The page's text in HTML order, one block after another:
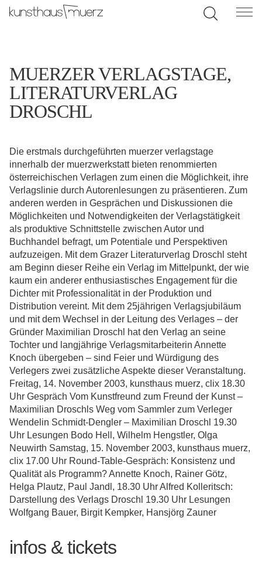
MUERZER VERLAGSTAGE,
LITERATURVERLAG
DROSCHL
Die erstmals durchgeführten muerzer verlagstage
innerhalb der muerzwerkstatt bieten renommierten
österreichischen Verlagen zum einen die Möglichkeit, ihre
Verlagslinie durch Autorenlesungen zu präsentieren. Zum
anderen werden in Gesprächen und Diskussionen die
Möglichkeiten und Notwendigkeiten der Verlagstätigkeit
als produktive Schnittstelle zwischen Autor und
Buchhandel befragt, um Potentiale und Perspektiven
aufzuzeigen. Mit dem Grazer Literaturverlag Droschl steht
am Beginn dieser Reihe ein Verlag im Mittelpunkt, der wie
kaum ein anderer enthusiastisches Engagement für die
Dichter mit Professionalität in der Produktion und
Distribution vereint. Mit dem 25jährigen Verlagsjubiläum
und mit dem Wechsel in der Leitung des Verlages – der
Gründer Maximilian Droschl hat den Verlag an seine
Tochter und langjährige Verlagsmitarbeiterin Annette
Knoch übergeben – sind Feier und Würdigung des
Verlegers zwei zusätzliche Aspekte dieser Veranstaltung.
Freitag, 14. November 2003, kunsthaus muerz, clix 18.30
Uhr Gespräch Vom Kunstfreund zum Freund der Kunst –
Maximilian Droschls Weg vom Sammler zum Verleger
Wendelin Schmidt-Dengler – Maximilian Droschl 19.30
Uhr Lesungen Bodo Hell, Wilhelm Hengstler, Olga
Neuwirth Samstag, 15. November 2003, kunsthaus muerz,
clix 17.00 Uhr Round-Table-Gespräch: Konsistenz und
Qualität als Programm? Annette Knoch, Rainer Götz,
Helga Plautz, Paul Jandl, 18.30 Uhr Alfred Kolleritsch:
Darstellung des Verlags Droschl 19.30 Uhr Lesungen
Wolfgang Bauer, Birgit Kempker, Hansjörg Zauner
infos & tickets